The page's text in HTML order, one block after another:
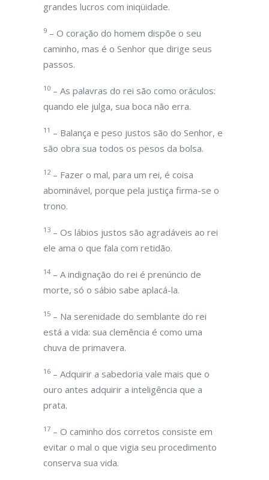
grandes lucros com iniqüidade.
9 – O coração do homem dispõe o seu
caminho, mas é o Senhor que dirige seus
passos.
10 – As palavras do rei são como oráculos:
quando ele julga, sua boca não erra.
11 – Balança e peso justos são do Senhor, e
são obra sua todos os pesos da bolsa.
12– Fazer o mal, para um rei, é coisa
abominável, porque pela justiça firma-se o
trono.
13 – Os lábios justos são agradáveis ao rei
ele ama o que fala com retidão.
14 – A indignação do rei é prenúncio de
morte, só o sábio sabe aplacá-la.
15 – Na serenidade do semblante do rei
está a vida: sua clemência é como uma
chuva de primavera.
16 – Adquirir a sabedoria vale mais que o
ouro antes adquirir a inteligência que a
prata.
17 – O caminho dos corretos consiste em
evitar o mal o que vigia seu procedimento
conserva sua vida.